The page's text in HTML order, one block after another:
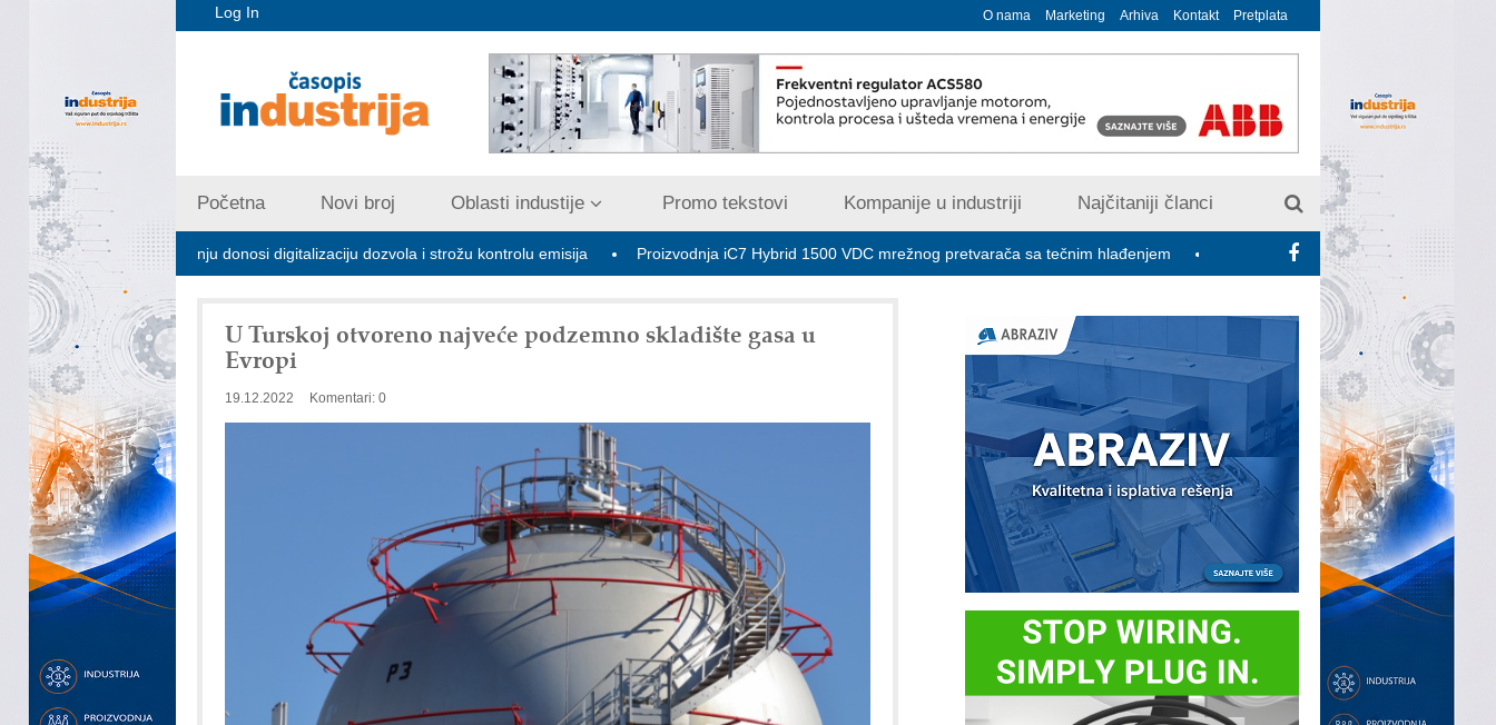
Log In O nama Marketing Arhiva Kontakt Pretplata
Početna Novi broj Oblasti industije Promo tekstovi Kompanije u industriji Najčitaniji članci
zagađivanju donosi digitalizaciju dozvola i strožu kontrolu emisija Proizvodnja iC7 Hybrid 1500 VDC mrežnog pretvarača sa tečnim hlađenjem Minimalac 2027: Sindikati traže veće povećanje
U Turskoj otvoreno najveće podzemno skladište gasa u
Evropi
19.12.2022 Komentari: 0